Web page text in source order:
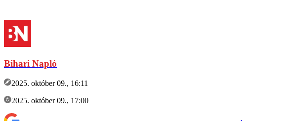
Bihari Napló
2025. október 09., 16:11
2025. október 09., 17:00